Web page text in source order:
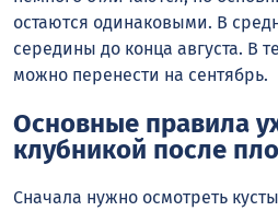
остаются одинаковыми. В
середины до конца августа. В
можно перенести на сентябрь.
Основные правила
клубникой после
Сначала нужно осмотреть